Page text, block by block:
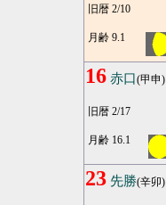
旧暦 2/10
月齢 9.1
16 赤口(甲申)
旧暦 2/17
月齢 16.1
23 先勝(辛卯)